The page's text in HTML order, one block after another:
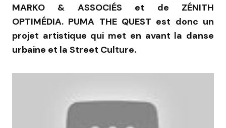
MARKO & ASSOCIÉS et de ZÉNITH
OPTIMÉDIA. PUMA THE QUEST est donc un
projet artistique qui met en avant la danse
urbaine et la Street Culture.